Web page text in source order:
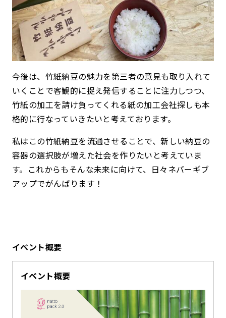
今後は、竹紙納豆の魅力を第三者の意見も取り入れて
いくことで客観的に捉え発信することに注力しつつ、
竹紙の加工を請け負ってくれる紙の加工会社探しも本
格的に行なっていきたいと考えております。
私はこの竹紙納豆を流通させることで、新しい納豆の
容器の選択肢が増えた社会を作りたいと考えていま
す。これからもそんな未来に向けて、日々ネバーギブ
アップでがんばります！
イベント概要
イベント概要